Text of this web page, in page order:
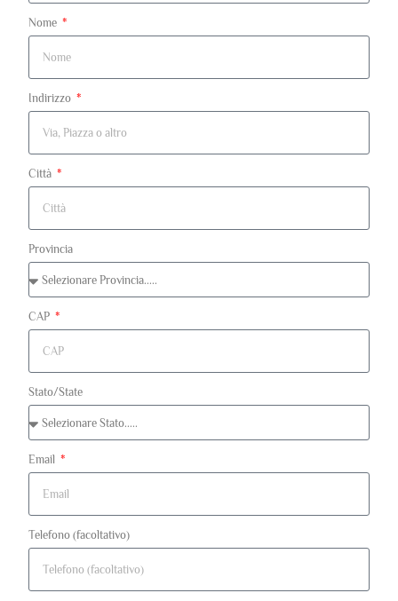
Nome
Indirizzo
Città
Provincia
CAP
Stato/State
Email
Telefono (facoltativo)